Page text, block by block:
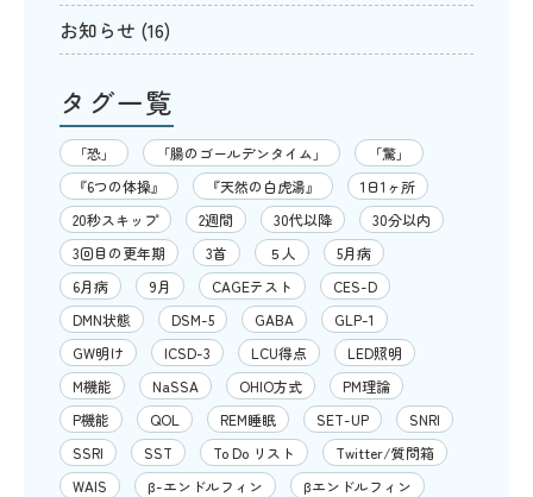
お知らせ (16)
タグ一覧
「恐」 「腸のゴールデンタイム」
「驚」
『6つの体操』
『天然の白虎湯』
1日1ヶ所
20秒スキップ
2週間 30代以降
30分以内
3回目の更年期
3首 ５人
5月病
6月病
9月 CAGEテスト
CES-D
DMN状態
DSM-5 GABA
GLP-1
GW明け
ICSD-3 LCU得点
LED照明
M機能
NaSSA OHIO方式
PM理論
P機能
QOL REM睡眠 SET-UP
SNRI
SSRI
SST To Do リスト
Twitter/質問箱
WAIS
β-エンドルフィン
βエンドルフィン